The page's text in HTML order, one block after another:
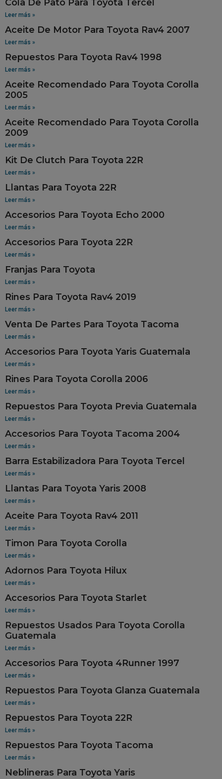
Cola De Pato Para Toyota Tercel
Leer más »
Aceite De Motor Para Toyota Rav4 2007
Leer más »
Repuestos Para Toyota Rav4 1998
Leer más »
Aceite Recomendado Para Toyota Corolla
2005
Leer más »
Aceite Recomendado Para Toyota Corolla
2009
Leer más »
Kit De Clutch Para Toyota 22R
Leer más »
Llantas Para Toyota 22R
Leer más »
Accesorios Para Toyota Echo 2000
Leer más »
Accesorios Para Toyota 22R
Leer más »
Franjas Para Toyota
Leer más »
Rines Para Toyota Rav4 2019
Leer más »
Venta De Partes Para Toyota Tacoma
Leer más »
Accesorios Para Toyota Yaris Guatemala
Leer más »
Rines Para Toyota Corolla 2006
Leer más »
Repuestos Para Toyota Previa Guatemala
Leer más »
Accesorios Para Toyota Tacoma 2004
Leer más »
Barra Estabilizadora Para Toyota Tercel
Leer más »
Llantas Para Toyota Yaris 2008
Leer más »
Aceite Para Toyota Rav4 2011
Leer más »
Timon Para Toyota Corolla
Leer más »
Adornos Para Toyota Hilux
Leer más »
Accesorios Para Toyota Starlet
Leer más »
Repuestos Usados Para Toyota Corolla
Guatemala
Leer más »
Accesorios Para Toyota 4Runner 1997
Leer más »
Repuestos Para Toyota Glanza Guatemala
Leer más »
Repuestos Para Toyota 22R
Leer más »
Repuestos Para Toyota Tacoma
Leer más »
Neblineras Para Toyota Yaris